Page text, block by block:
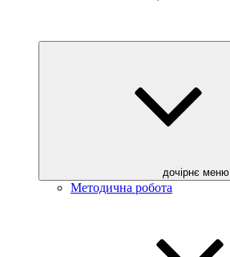
дочірнє меню
Методична робота